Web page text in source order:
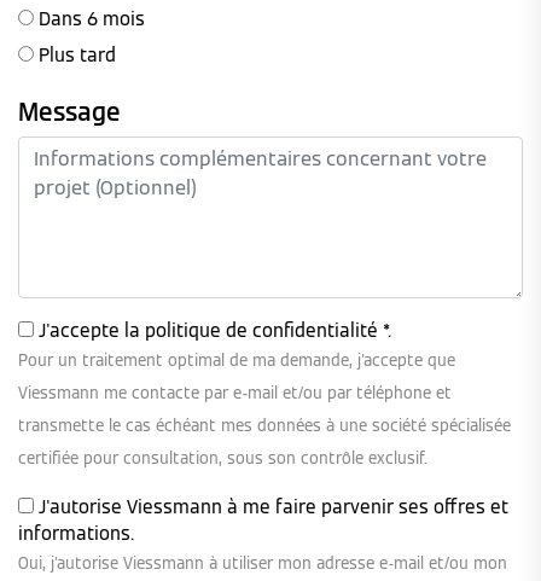
Dans 6 mois
Plus tard
Message
J'accepte la politique de confidentialité *.
Pour un traitement optimal de ma demande, j'accepte que
Viessmann me contacte par e-mail et/ou par téléphone et
transmette le cas échéant mes données à une société spécialisée
certifiée pour consultation, sous son contrôle exclusif.
J'autorise Viessmann à me faire parvenir ses offres et
informations.
Oui, j'autorise Viessmann à utiliser mon adresse e-mail et/ou mon